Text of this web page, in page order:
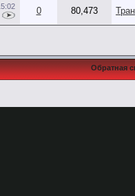
0 80,473
Обратная